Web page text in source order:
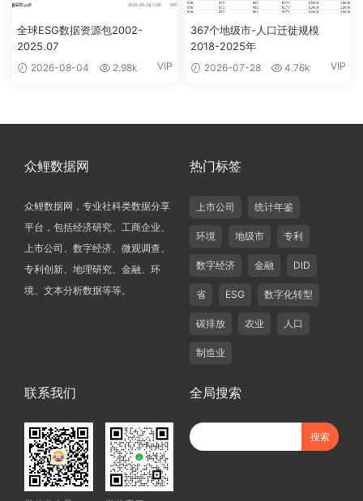
全球ESG数据资源包2002-
2025.07
2026-08-04 2.98k VIP
367个地级市-人口迁徙规模
2018-2025年
2026-07-28 4.76k VIP
众鲤数据网
众鲤数据网，专业社科类数据分享
平台，包括经济研究、工商企业、
上市公司、数字经济、微观调查、
专利创新、地理研究、金融、环
境、文本分析数据等等。
热门标签
上市公司 统计年鉴
环境 地级市 专利
数字经济 金融 DID
省 ESG 数字化转型
碳排放 农业 人口
制造业
联系我们 全局搜索